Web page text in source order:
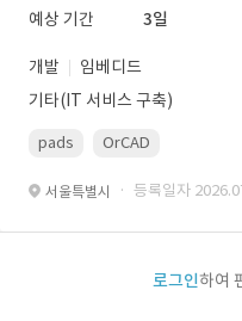
예상 기간
3일
개발
임베디드
기타(IT 서비스 구축)
pads OrCAD
서울특별시 · 등록일자
로그인하여